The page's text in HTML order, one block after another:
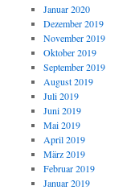
Januar 2020
Dezember 2019
November 2019
Oktober 2019
September 2019
August 2019
Juli 2019
Juni 2019
Mai 2019
April 2019
März 2019
Februar 2019
Januar 2019